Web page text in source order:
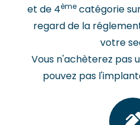
et de 4ème catégorie
regard de la
votre
Vous n'achèterez pas
pouvez pas